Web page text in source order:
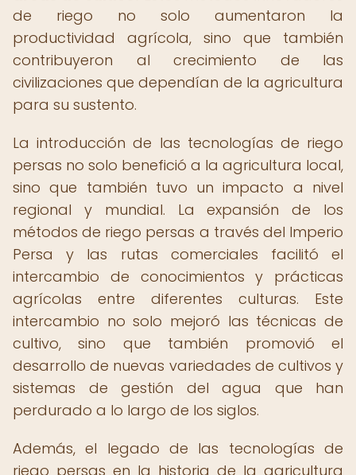
de riego no solo aumentaron la
productividad agrícola, sino que también
contribuyeron al crecimiento de las
civilizaciones que dependían de la agricultura
para su sustento.
La introducción de las tecnologías de riego
persas no solo benefició a la agricultura local,
sino que también tuvo un impacto a nivel
regional y mundial. La expansión de los
métodos de riego persas a través del Imperio
Persa y las rutas comerciales facilitó el
intercambio de conocimientos y prácticas
agrícolas entre diferentes culturas. Este
intercambio no solo mejoró las técnicas de
cultivo, sino que también promovió el
desarrollo de nuevas variedades de cultivos y
sistemas de gestión del agua que han
perdurado a lo largo de los siglos.
Además, el legado de las tecnologías de
riego persas en la historia de la agricultura